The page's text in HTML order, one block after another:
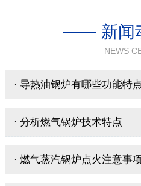
—— 新闻
NEWS
· 导热油锅炉有哪些功能特
· 分析燃气锅炉技术特点
· 燃气蒸汽锅炉点火注意事